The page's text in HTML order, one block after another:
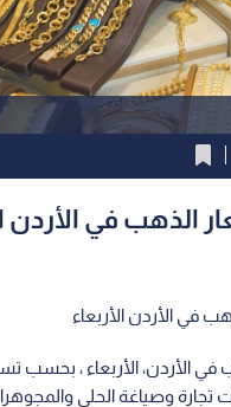
الذهب في الأردن
في الأردن الأربعاء
الأردن، الأربعاء ، بحسب
تجارة وصياغة الحلي